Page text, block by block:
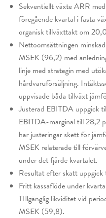
Sekventiellt växte ARR
föregående kvartal i fasta
organisk tillväxttakt om
Nettoomsättningen
MSEK (96,2) med
linje med strategin med
hårdvaruförsäljning.
uppvisade båda tillväxt
Justerad EBITDA uppgick
EBITDA-marginal till 28,2
har justeringar skett för
MSEK relaterade till
under det fjärde kvartalet.
Resultat efter skatt
Fritt kassaflöde under
TIllgänglig likviditet vid
MSEK (59,8).